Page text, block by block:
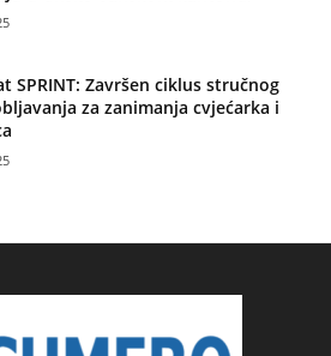
SPRINT: Završen ciklus stručnog
za zanimanja cvjećarka i